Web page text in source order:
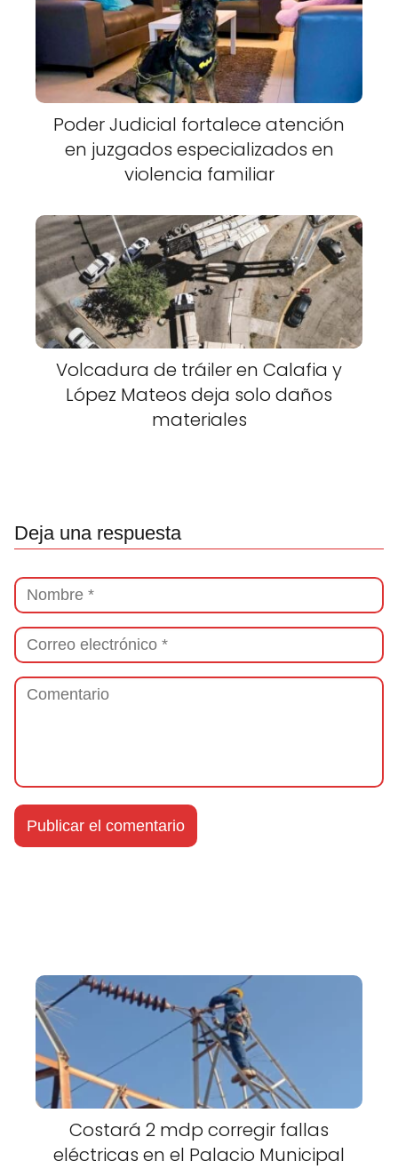
Poder Judicial fortalece atención
en juzgados especializados en
violencia familiar
Volcadura de tráiler en Calafia y
López Mateos deja solo daños
materiales
Deja una respuesta
Costará 2 mdp corregir fallas
eléctricas en el Palacio Municipal